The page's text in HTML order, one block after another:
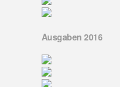
Ausgaben 2016